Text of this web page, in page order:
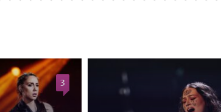
3